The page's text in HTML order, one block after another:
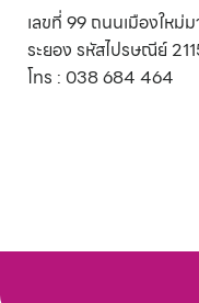
เลขที่ 99 ถนนเมืองใหม่
ระยอง รหัสไปรษณีย์
โทร : 038 684 464